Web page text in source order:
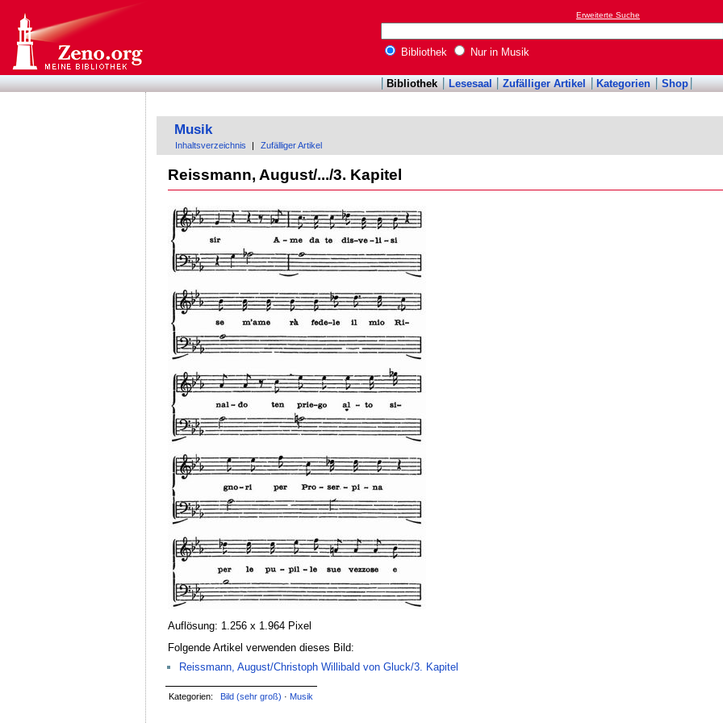
Erweiterte Suche
Bibliothek Nur in Musik
Bibliothek Lesesaal Zufälliger Artikel Kategorien Shop
Musik
Inhaltsverzeichnis Zufälliger Artikel
Reissmann, August/.../3. Kapitel
Auflösung: 1.256 x 1.964 Pixel
Folgende Artikel verwenden dieses Bild:
Reissmann, August/Christoph Willibald von Gluck/3. Kapitel
Kategorien: Bild (sehr groß) · Musik